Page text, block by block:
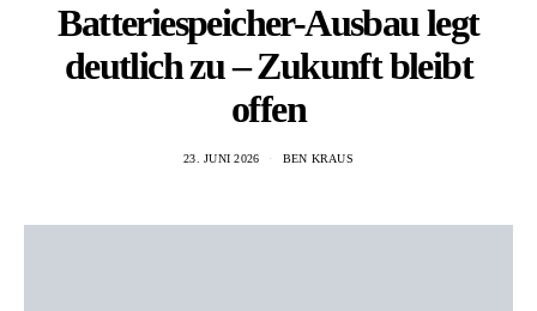
Batteriespeicher-Ausbau legt
deutlich zu – Zukunft bleibt
offen
23. JUNI 2026 BEN KRAUS